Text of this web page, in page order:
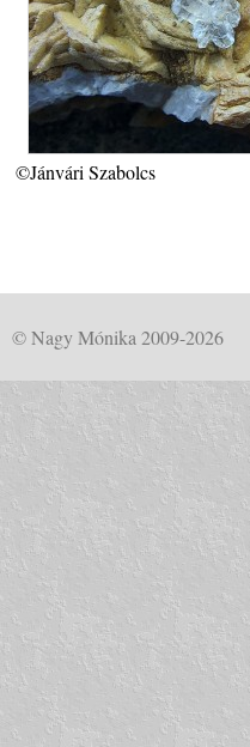
©Jánvári Szabolcs
© Nagy Mónika 2009-2026